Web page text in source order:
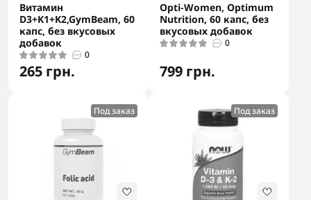
Витамин
D3+K1+K2,GymBeam, 60
капс, без вкусовых
добавок
0
265 грн.
Opti-Women, Optimum
Nutrition, 60 капс, без
вкусовых добавок
0
799 грн.
Под заказ Под заказ